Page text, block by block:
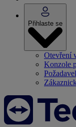
Přihlaste se
Otevření
Konzole